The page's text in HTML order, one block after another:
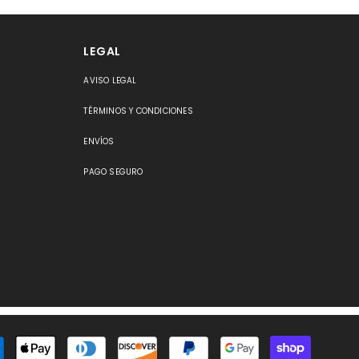
LEGAL
AVISO LEGAL
TÉRMINOS Y CONDICIONES
ENVÍOS
PAGO SEGURO